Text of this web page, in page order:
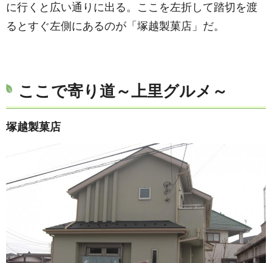
に行くと広い通りに出る。ここを左折して踏切を渡
るとすぐ左側にあるのが「塚越製菓店」だ。
ここで寄り道～上里グルメ～
塚越製菓店